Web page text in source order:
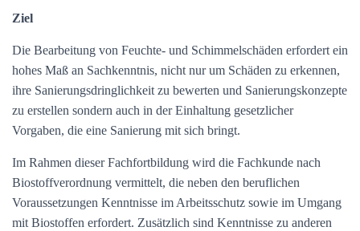
Ziel
Die Bearbeitung von Feuchte- und Schimmelschäden erfordert ein
hohes Maß an Sachkenntnis, nicht nur um Schäden zu erkennen,
ihre Sanierungsdringlichkeit zu bewerten und Sanierungskonzepte
zu erstellen sondern auch in der Einhaltung gesetzlicher
Vorgaben, die eine Sanierung mit sich bringt.
Im Rahmen dieser Fachfortbildung wird die Fachkunde nach
Biostoffverordnung vermittelt, die neben den beruflichen
Voraussetzungen Kenntnisse im Arbeitsschutz sowie im Umgang
mit Biostoffen erfordert. Zusätzlich sind Kenntnisse zu anderen